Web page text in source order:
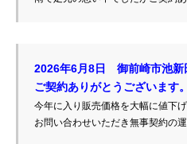
ご契約ありがとうございます。
お問い合わせいただき無事契約